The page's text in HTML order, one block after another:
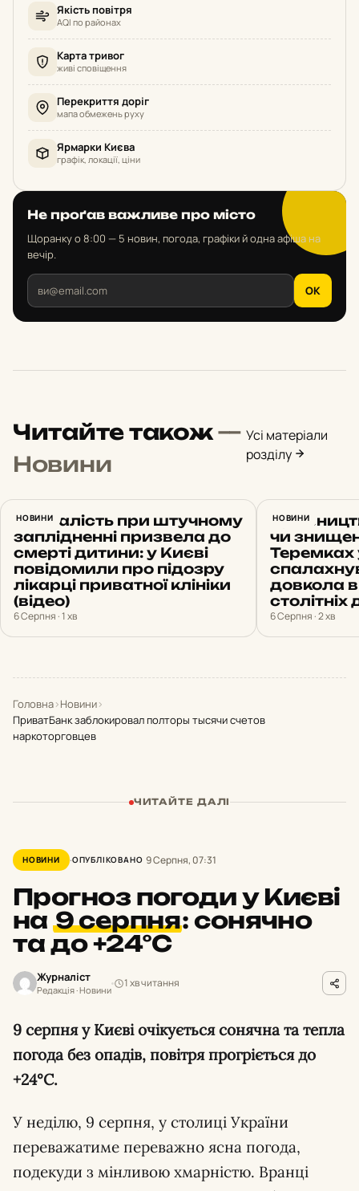
Якість повітря
AQI по районах
Карта тривог
живі сповіщення
Перекриття доріг
мапа обмежень руху
Ярмарки Києва
графік, локації, ціни
Не проґав важливе про місто
Щоранку о 8:00 — 5 новин, погода, графіки й одна афіша на
вечір.
OK
Читайте також—
Новини
Усі матеріали
розділу
НОВИНИ
Недбалість при штучному
заплідненні призвела до
смерті дитини: у Києві
повідомили про підозру
лікарці приватної клініки
(відео)
6 Серпня · 1 хв
НОВИНИ
чи
Теремках
довкола
столітніх
6 Серпня · 2 хв
Головна›Новини›
ПриватБанк заблокировал полторы тысячи счетов
наркоторговцев
ЧИТАЙТЕ ДАЛІ
НОВИНИ ОПУБЛІКОВАНО 9 Серпня, 07:31
Прогноз погоди у Києві
на9 серпня: сонячно
та до +24°С
Журналіст
Редакція · Новини
1 хв читання
9 серпня у Києві очікується сонячна та тепла
погода без опадів, повітря прогріється до
+24°С.
У неділю, 9 серпня, у столиці України
переважатиме переважно ясна погода,
подекуди з мінливою хмарністю. Вранці